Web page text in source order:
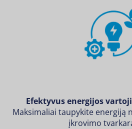
Efektyvus energijos
Maksimaliai taupykite energiją
įkrovimo